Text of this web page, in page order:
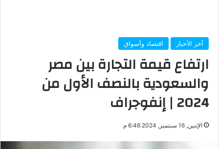
آخر الأخبار اقتصاد وأسواق
ارتفاع قيمة التجارة بين مصر
والسعودية بالنصف الأول من
2024 | إنفوجراف
الإثنين, 16 سبتمبر, 2024 6:46 م